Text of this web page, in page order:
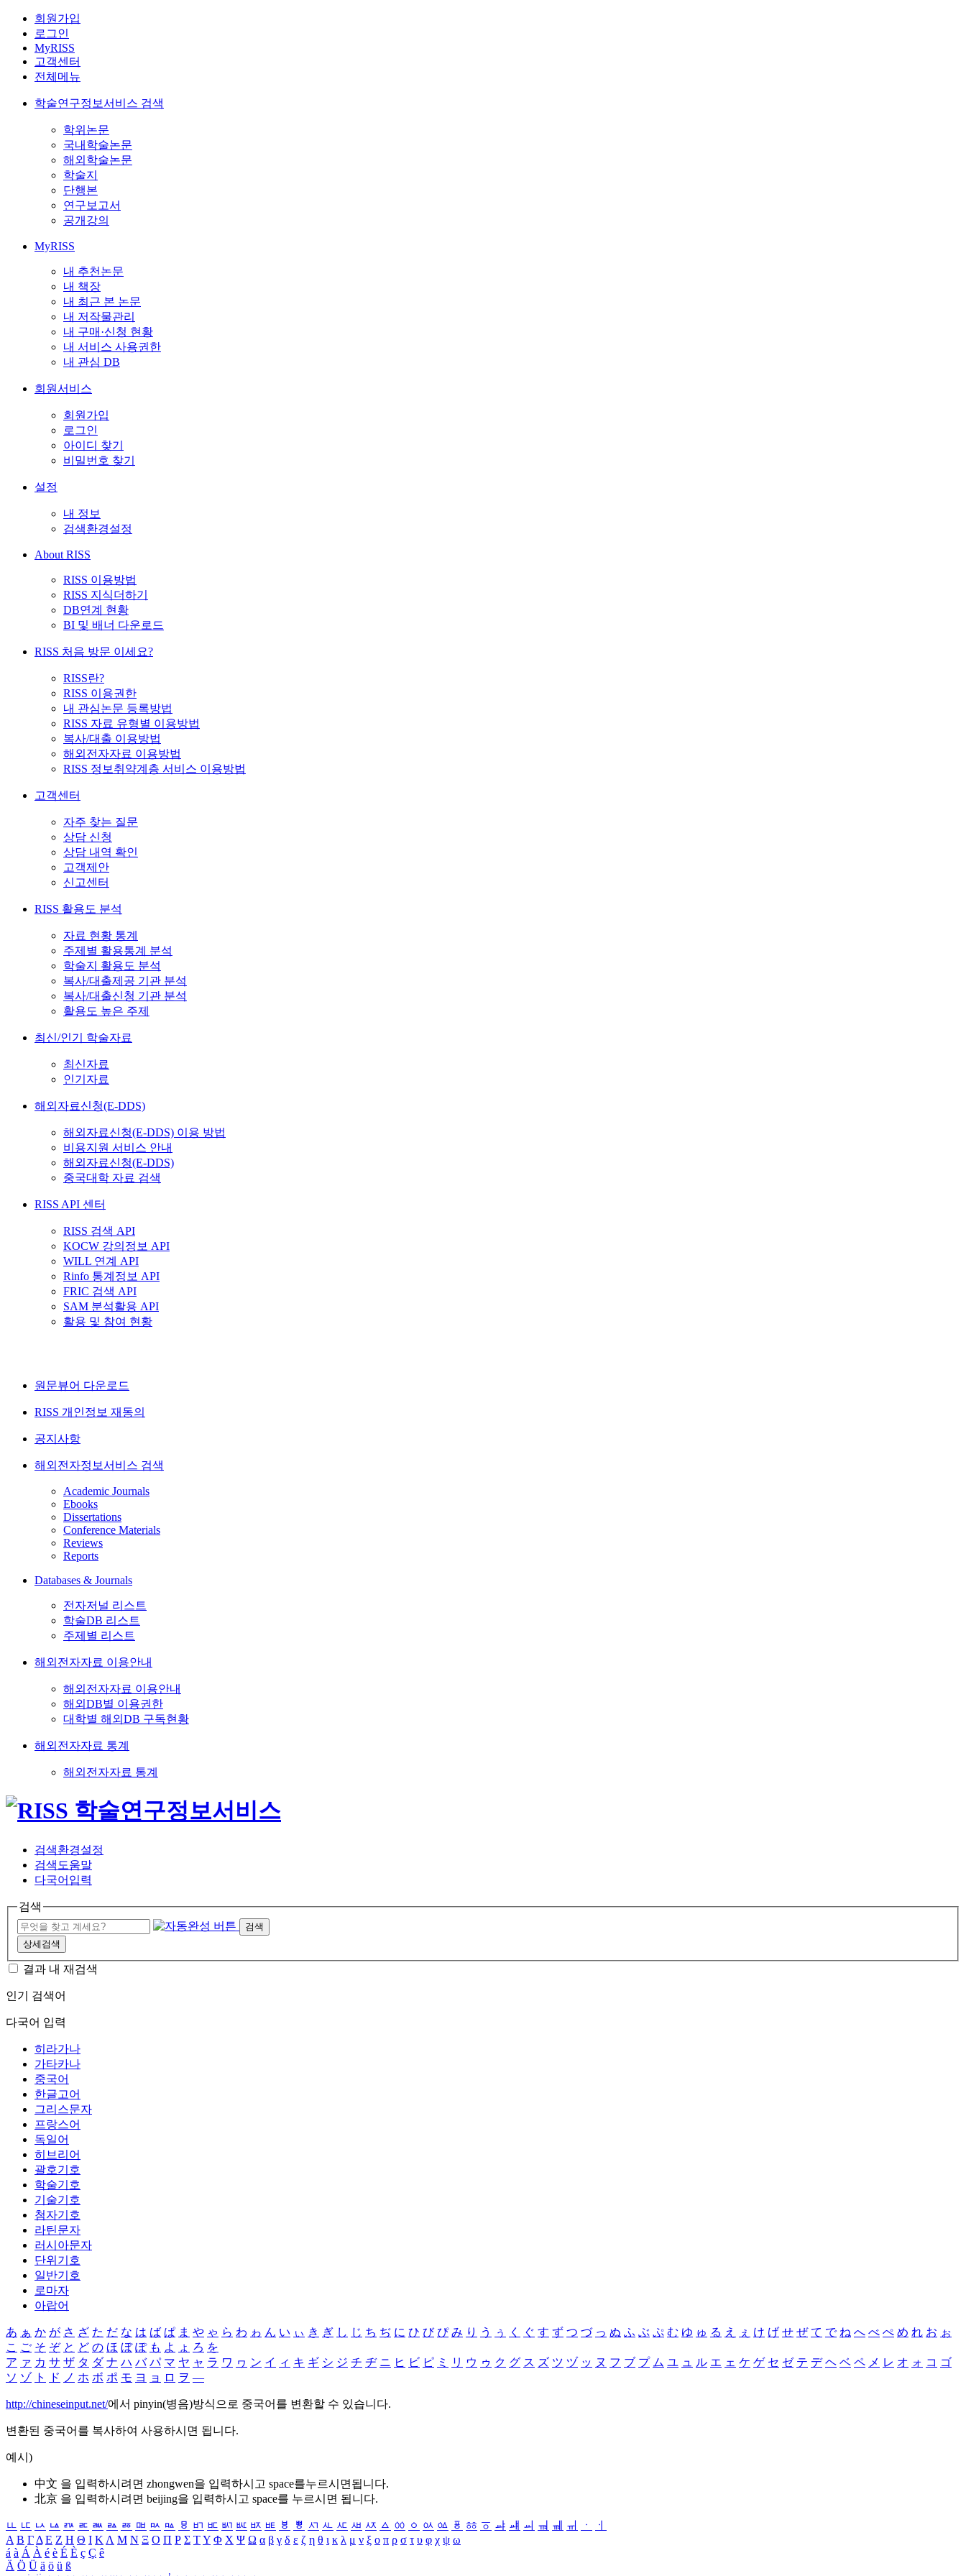
회원가입
로그인
MyRISS
고객센터
전체메뉴
학술연구정보서비스 검색
학위논문
국내학술논문
해외학술논문
학술지
단행본
연구보고서
공개강의
MyRISS
내 추천논문
내 책장
내 최근 본 논문
내 저작물관리
내 구매·신청 현황
내 서비스 사용권한
내 관심 DB
회원서비스
회원가입
로그인
아이디 찾기
비밀번호 찾기
설정
내 정보
검색환경설정
About RISS
RISS 이용방법
RISS 지식더하기
DB연계 현황
BI 및 배너 다운로드
RISS 처음 방문 이세요?
RISS란?
RISS 이용권한
내 관심논문 등록방법
RISS 자료 유형별 이용방법
복사/대출 이용방법
해외전자자료 이용방법
RISS 정보취약계층 서비스 이용방법
고객센터
자주 찾는 질문
상담 신청
상담 내역 확인
고객제안
신고센터
RISS 활용도 분석
자료 현황 통계
주제별 활용통계 분석
학술지 활용도 분석
복사/대출제공 기관 분석
복사/대출신청 기관 분석
활용도 높은 주제
최신/인기 학술자료
최신자료
인기자료
해외자료신청(E-DDS)
해외자료신청(E-DDS) 이용 방법
비용지원 서비스 안내
해외자료신청(E-DDS)
중국대학 자료 검색
RISS API 센터
RISS 검색 API
KOCW 강의정보 API
WILL 연계 API
Rinfo 통계정보 API
FRIC 검색 API
SAM 분석활용 API
활용 및 참여 현황
원문뷰어 다운로드
RISS 개인정보 재동의
공지사항
해외전자정보서비스 검색
Academic Journals
Ebooks
Dissertations
Conference Materials
Reviews
Reports
Databases & Journals
전자저널 리스트
학술DB 리스트
주제별 리스트
해외전자자료 이용안내
해외전자자료 이용안내
해외DB별 이용권한
대학별 해외DB 구독현황
해외전자자료 통계
해외전자자료 통계
검색환경설정
검색도움말
다국어입력
검색
검색
상세검색
결과 내 재검색
인기 검색어
다국어 입력
히라가나
가타카나
중국어
한글고어
그리스문자
프랑스어
독일어
히브리어
괄호기호
학술기호
기술기호
첨자기호
라틴문자
러시아문자
단위기호
일반기호
로마자
아랍어
あ ぁ か が さ ざ た だ な は ば ぱ ま や ゃ ら わ ゎ ん い ぃ き ぎ し じ ち ぢ に ひ び ぴ み り う ぅ く ぐ す ず つ づ っ ぬ ふ ぶ ぷ む ゆ ゅ る え ぇ け げ せ ぜ て で ね へ べ ぺ め れ お ぉ
こ ご そ ぞ と ど の ほ ぼ ぽ も よ ょ ろ を
ア ァ カ サ ザ タ ダ ナ ハ バ パ マ ヤ ャ ラ ワ ヮ ン イ ィ キ ギ シ ジ チ ヂ ニ ヒ ビ ピ ミ リ ウ ゥ ク グ ス ズ ツ ヅ ッ ヌ フ ブ プ ム ユ ュ ル エ ェ ケ ゲ セ ゼ テ デ ヘ ベ ペ メ レ オ ォ コ ゴ
ソ ゾ ト ド ノ ホ ボ ポ モ ヨ ョ ロ ヲ ―
http://chineseinput.net/에서 pinyin(병음)방식으로 중국어를 변환할 수 있습니다.
변환된 중국어를 복사하여 사용하시면 됩니다.
예시)
中文 을 입력하시려면 zhongwen을 입력하시고 space를누르시면됩니다.
北京 을 입력하시려면 beijing을 입력하시고 space를 누르시면 됩니다.
ㅥ ㅦ ㅧ ㅨ ㅩ ㅪ ㅫ ㅬ ㅭ ㅮ ㅯ ㅰ ㅱ ㅲ ㅳ ㅴ ㅵ ㅶ ㅷ ㅸ ㅹ ㅺ ㅻ ㅼ ㅽ ㅾ ㅿ ㆀ ㆁ ㆂ ㆃ ㆄ ㆅ ㆆ ㆇ ㆈ ㆉ ㆊ ㆋ ㆌ ㆍ
ㆎ
Α Β ΓΔ Ε Ζ Η Θ Ι ΚΛ Μ Ν Ξ Ο Π Ρ Σ ΤΥ Φ Χ Ψ Ω α β γ δ ε ζ η θ ι κ λ μ ν ξ ο π ρ σ τ υ φ χ ψ ω
á à Á À é è É È ç Ç ê
Ä Ö Ü ä ö ü ß